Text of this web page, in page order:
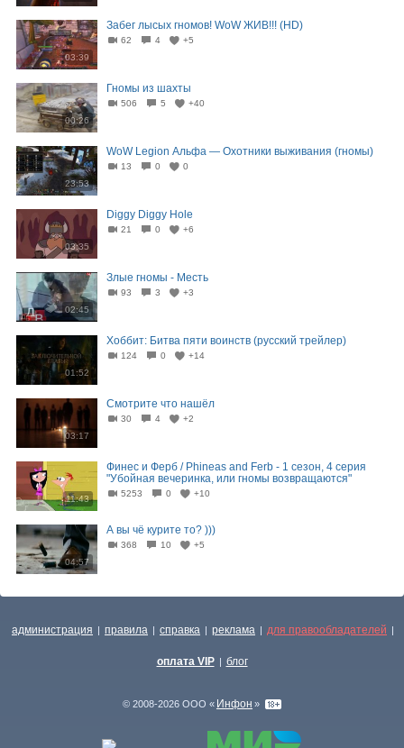
03:39
Забег лысых гномов! WoW ЖИВ!!! (HD)
62 4 +5
00:26
Гномы из шахты
506 5 +40
23:53
WoW Legion Альфа — Охотники выживания (гномы)
13 0 0
03:35
Diggy Diggy Hole
21 0 +6
02:45
Злые гномы - Месть
93 3 +3
01:52
Хоббит: Битва пяти воинств (русский трейлер)
124 0 +14
03:17
Смотрите что нашёл
30 4 +2
11:43
Финес и Ферб / Phineas and Ferb - 1 сезон, 4 серия
"Убойная вечеринка, или гномы возвращаются"
5253 0 +10
04:57
А вы чё курите то? )))
368 10 +5
администрация | правила | справка | реклама | для правообладателей |
оплата VIP | блог
© 2008-2026 ООО « Инфон »